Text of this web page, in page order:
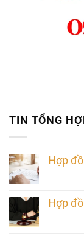
TIN TỔNG
Hợp
Hợp